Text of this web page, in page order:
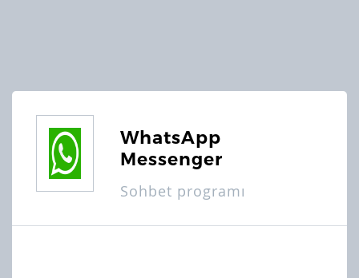
WhatsApp
Messenger
Sohbet programı